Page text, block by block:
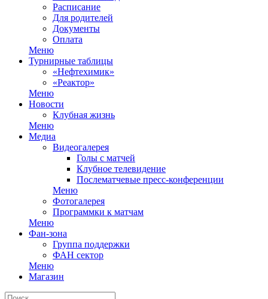
Расписание
Для родителей
Документы
Оплата
Меню
Турнирные таблицы
«Нефтехимик»
«Реактор»
Меню
Новости
Клубная жизнь
Меню
Медиа
Видеогалерея
Голы с матчей
Клубное телевидение
Послематчевые пресс-конференции
Меню
Фотогалерея
Программки к матчам
Меню
Фан-зона
Группа поддержки
ФАН сектор
Меню
Магазин